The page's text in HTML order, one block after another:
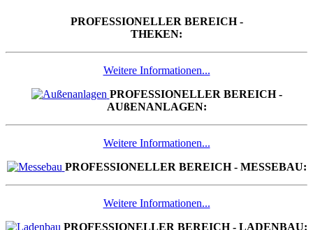
PROFESSIONELLER BEREICH -
THEKEN:
Weitere Informationen...
PROFESSIONELLER BEREICH -
AUßENANLAGEN:
Weitere Informationen...
PROFESSIONELLER BEREICH - MESSEBAU:
Weitere Informationen...
PROFESSIONELLER BEREICH - LADENBAU: